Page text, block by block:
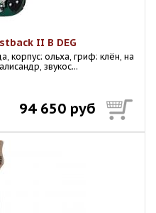
II B DEG
корпус: ольха, гриф: клён, на
звукос...
94 650 руб